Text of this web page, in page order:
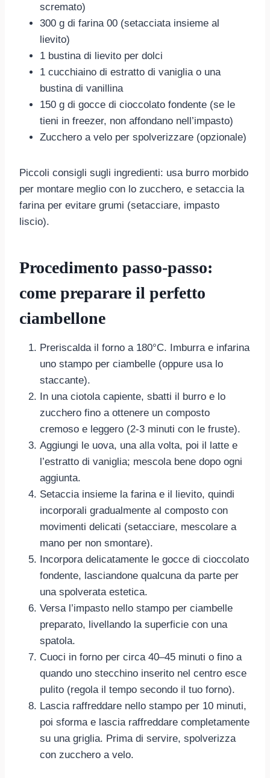
scremato)
300 g di farina 00 (setacciata insieme al
lievito)
1 bustina di lievito per dolci
1 cucchiaino di estratto di vaniglia o una
bustina di vanillina
150 g di gocce di cioccolato fondente (se le
tieni in freezer, non affondano nell’impasto)
Zucchero a velo per spolverizzare (opzionale)
Piccoli consigli sugli ingredienti: usa burro morbido
per montare meglio con lo zucchero, e setaccia la
farina per evitare grumi (setacciare, impasto
liscio).
Procedimento passo-passo:
come preparare il perfetto
ciambellone
Preriscalda il forno a 180°C. Imburra e infarina
uno stampo per ciambelle (oppure usa lo
staccante).
In una ciotola capiente, sbatti il burro e lo
zucchero fino a ottenere un composto
cremoso e leggero (2-3 minuti con le fruste).
Aggiungi le uova, una alla volta, poi il latte e
l’estratto di vaniglia; mescola bene dopo ogni
aggiunta.
Setaccia insieme la farina e il lievito, quindi
incorporali gradualmente al composto con
movimenti delicati (setacciare, mescolare a
mano per non smontare).
Incorpora delicatamente le gocce di cioccolato
fondente, lasciandone qualcuna da parte per
una spolverata estetica.
Versa l’impasto nello stampo per ciambelle
preparato, livellando la superficie con una
spatola.
Cuoci in forno per circa 40–45 minuti o fino a
quando uno stecchino inserito nel centro esce
pulito (regola il tempo secondo il tuo forno).
Lascia raffreddare nello stampo per 10 minuti,
poi sforma e lascia raffreddare completamente
su una griglia. Prima di servire, spolverizza
con zucchero a velo.